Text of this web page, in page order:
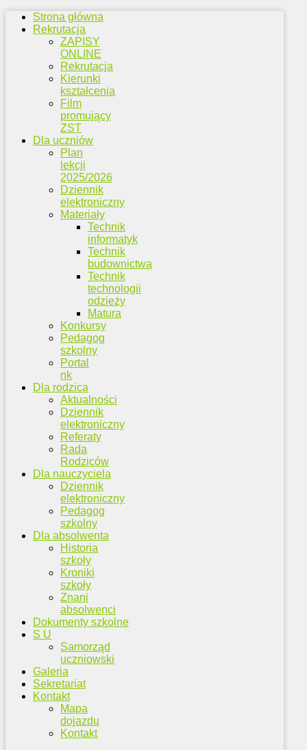
Strona główna
Rekrutacja
ZAPISY
ONLINE
Rekrutacja
Kierunki
kształcenia
Film
promujący
ZST
Dla uczniów
Plan
lekcji
2025/2026
Dziennik
elektroniczny
Materiały
Technik
informatyk
Technik
budownictwa
Technik
technologii
odzieży
Matura
Konkursy
Pedagog
szkolny
Portal
nk
Dla rodzica
Aktualności
Dziennik
elektroniczny
Referaty
Rada
Rodziców
Dla nauczyciela
Dziennik
elektroniczny
Pedagog
szkolny
Dla absolwenta
Historia
szkoły
Kroniki
szkoły
Znani
absolwenci
Dokumenty szkolne
S U
Samorząd
uczniowski
Galeria
Sekretariat
Kontakt
Mapa
dojazdu
Kontakt